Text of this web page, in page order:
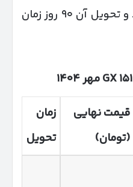
فوق‌العاده عرضه می‌شود و تحویل آن ۹۰ روز زمان
۱۵۱ مهر۱۴۰۴
قیمت نهایی
(تومان)
زمان
تحویل